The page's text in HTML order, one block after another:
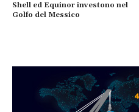
Shell ed Equinor investono nel
Golfo del Messico